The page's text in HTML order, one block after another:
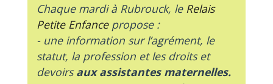
Chaque mardi à Rubrouck, le Relais
Petite Enfancepropose :
- une information sur l’agrément, le
statut, la profession et les droits et
devoirsaux assistantes maternelles.